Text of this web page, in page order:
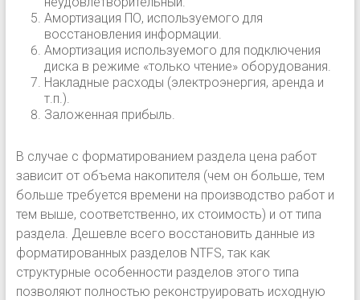
Амортизация ПО, используемого для
восстановления информации.
Амортизация используемого для подключения
диска в режиме «только чтение» оборудования.
Накладные расходы (электроэнергия, аренда и
т.п.).
Заложенная прибыль.
В случае с форматированием раздела цена работ
зависит от объема накопителя (чем он больше, тем
больше требуется времени на производство работ и
тем выше, соответственно, их стоимость) и от типа
раздела. Дешевле всего восстановить данные из
форматированных разделов NTFS, так как
структурные особенности разделов этого типа
позволяют полностью реконструировать исходную